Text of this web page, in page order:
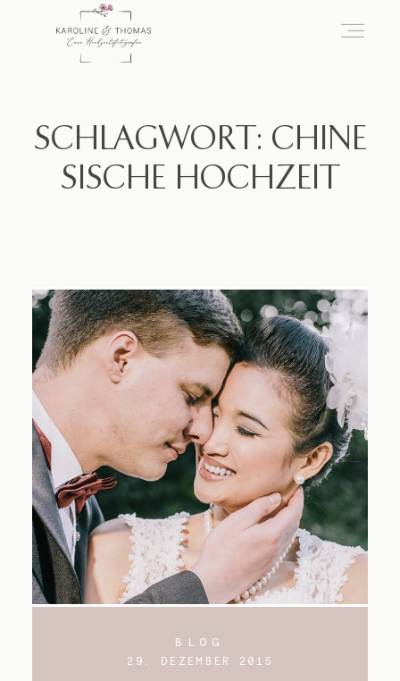
SCHLAGWORT: CHINE
SISCHE HOCHZEIT
BLOG
29. DEZEMBER 2015
Hochzeit
Infos / Preise
Kontakt
Blog
Impressum